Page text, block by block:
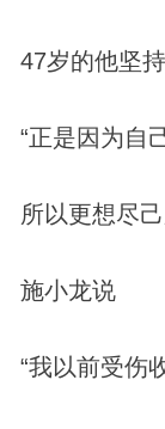
47岁的他坚
“正是因为自
所以更想尽
施小龙说
“我以前受伤